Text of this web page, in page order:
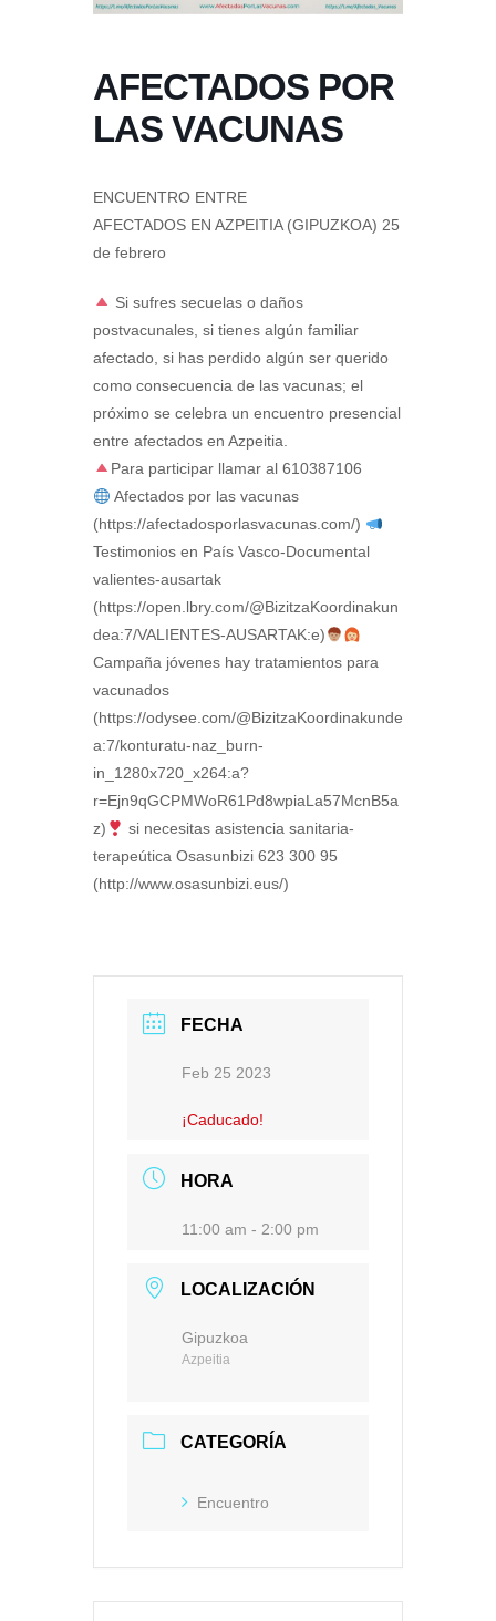
AFECTADOS POR
LAS VACUNAS
ENCUENTRO ENTRE
AFECTADOS EN AZPEITIA (GIPUZKOA) 25
de febrero
Si sufres secuelas o daños
postvacunales, si tienes algún familiar
afectado, si has perdido algún ser querido
como consecuencia de las vacunas; el
próximo se celebra un encuentro presencial
entre afectados en Azpeitia.
Para participar llamar al 610387106
Afectados por las vacunas
(https://afectadosporlasvacunas.com/)
Testimonios en País Vasco-Documental
valientes-ausartak
(https://open.lbry.com/@BizitzaKoordinakun
dea:7/VALIENTES-AUSARTAK:e)
Campaña jóvenes hay tratamientos para
vacunados
(https://odysee.com/@BizitzaKoordinakunde
a:7/konturatu-naz_burn-
in_1280x720_x264:a?
r=Ejn9qGCPMWoR61Pd8wpiaLa57McnB5a
z)
si necesitas asistencia sanitaria-
terapeútica Osasunbizi 623 300 95
(http://www.osasunbizi.eus/)
FECHA
Feb 25 2023
¡Caducado!
HORA
11:00 am - 2:00 pm
LOCALIZACIÓN
Gipuzkoa
Azpeitia
CATEGORÍA
Encuentro